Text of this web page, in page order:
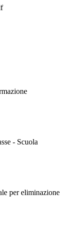
- Scuola
per eliminazione